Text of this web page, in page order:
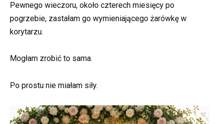
Pewnego wieczoru, około czterech miesięcy po
pogrzebie, zastałam go wymieniającego żarówkę w
korytarzu.
Mogłam zrobić to sama.
Po prostu nie miałam siły.